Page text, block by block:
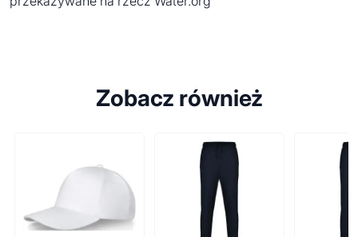
Zobacz również